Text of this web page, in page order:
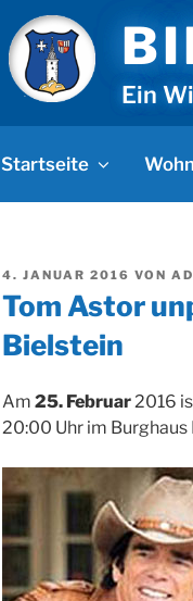
Ein
Startseite
VERÖFFENTLICHT
4. JANUAR 2016 VON
Tom Astor
Bielstein
Am 25. Februar2016
20:00 Uhr im Burghaus